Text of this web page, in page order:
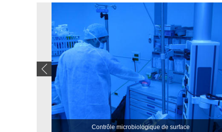
Contrôle microbiologique de surface